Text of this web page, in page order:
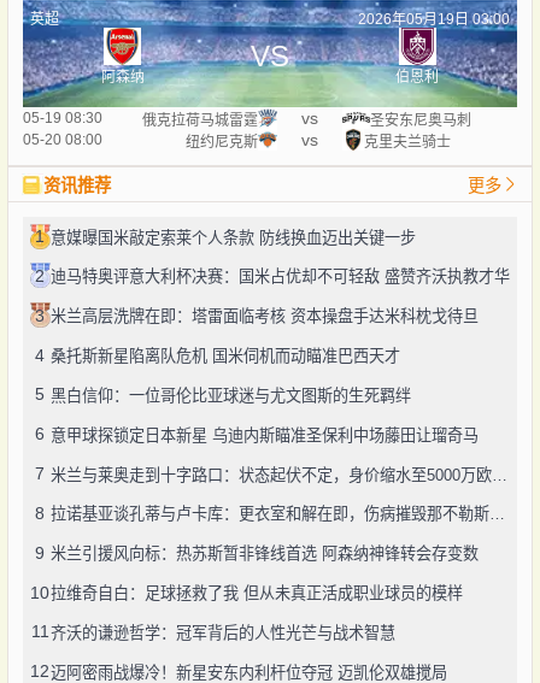
英超 2026年05月19日 03:00
阿森纳
VS
伯恩利
05-19 08:30 俄克拉荷马城雷霆 vs
圣安东尼奥马刺
05-20 08:00
纽约尼克斯 vs 克里夫兰骑士
资讯推荐 更多
1 意媒曝国米敲定索莱个人条款 防线换血迈出关键一步
2 迪马特奥评意大利杯决赛：国米占优却不可轻敌 盛赞齐沃执教才华
3 米兰高层洗牌在即：塔雷面临考核 资本操盘手达米科枕戈待旦
4 桑托斯新星陷离队危机 国米伺机而动瞄准巴西天才
5 黑白信仰：一位哥伦比亚球迷与尤文图斯的生死羁绊
6 意甲球探锁定日本新星 乌迪内斯瞄准圣保利中场藤田让瑠奇马
7 米兰与莱奥走到十字路口：状态起伏不定，身价缩水至5000万欧区间
8 拉诺基亚谈孔蒂与卢卡库：更衣室和解在即，伤病摧毁那不勒斯争冠希望
9 米兰引援风向标：热苏斯暂非锋线首选 阿森纳神锋转会存变数
10拉维奇自白：足球拯救了我 但从未真正活成职业球员的模样
11齐沃的谦逊哲学：冠军背后的人性光芒与战术智慧
12迈阿密雨战爆冷！新星安东内利杆位夺冠 迈凯伦双雄搅局